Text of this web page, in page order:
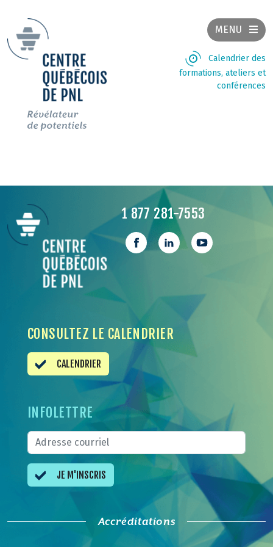
MENU
Calendrier des
formations, ateliers et
conférences
1 877 281-7553
CONSULTEZ LE CALENDRIER
CALENDRIER
INFOLETTRE
JE M'INSCRIS
Accréditations